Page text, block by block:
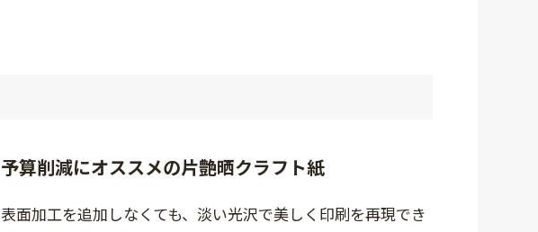
予算削減にオススメの片艶晒クラフト紙
表面加工を追加しなくても、淡い光沢で美しく印刷を再現でき